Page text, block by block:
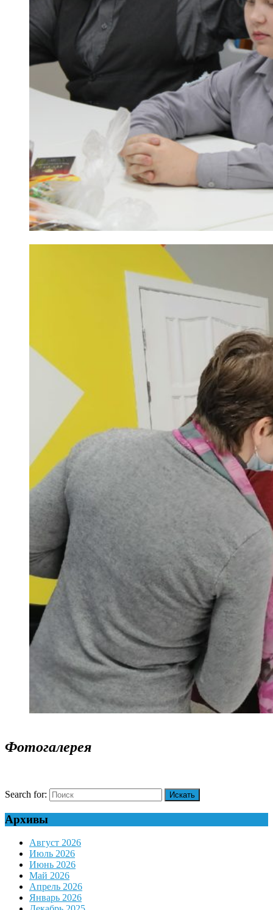
Фотогалерея
Search for:
Архивы
Август 2026
Июль 2026
Июнь 2026
Май 2026
Апрель 2026
Январь 2026